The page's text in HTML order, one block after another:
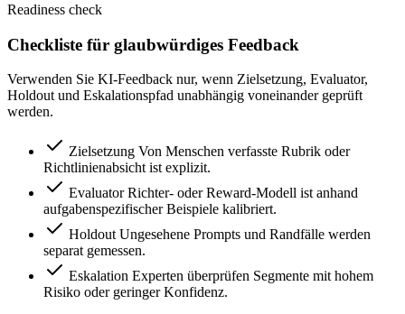
Readiness check
Checkliste für glaubwürdiges Feedback
Verwenden Sie KI-Feedback nur, wenn Zielsetzung, Evaluator,
Holdout und Eskalationspfad unabhängig voneinander geprüft
werden.
Zielsetzung Von Menschen verfasste Rubrik oder
Richtlinienabsicht ist explizit.
Evaluator Richter- oder Reward-Modell ist anhand
aufgabenspezifischer Beispiele kalibriert.
Holdout Ungesehene Prompts und Randfälle werden
separat gemessen.
Eskalation Experten überprüfen Segmente mit hohem
Risiko oder geringer Konfidenz.